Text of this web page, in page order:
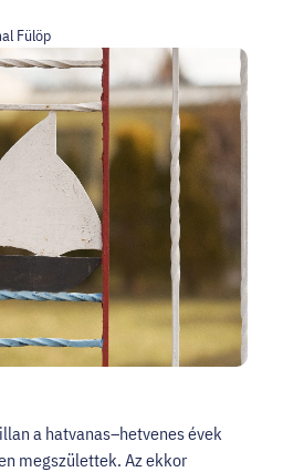
Fülöp
a hatvanas–hetvenes évek
megszülettek. Az ekkor